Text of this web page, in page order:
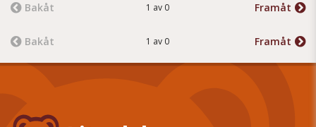
Bakåt 1 av 0 Framåt
Bakåt 1 av 0 Framåt